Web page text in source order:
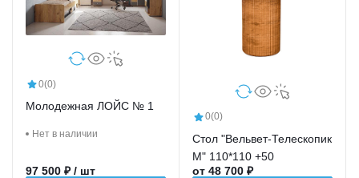
0(0)
Молодежная ЛОЙС № 1
Нет в наличии
97 500 ₽ / шт
0(0)
Стол "Вельвет-Телескопик
М" 110*110 +50
от 48 700 ₽